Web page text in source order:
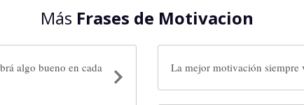
Más Frases de Motivacion
algo bueno en cada
La mejor motivación siempre